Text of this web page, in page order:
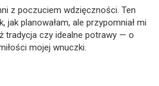
z poczuciem wdzięczności. Ten
jak planowałam, ale przypomniał mi
tradycja czy idealne potrawy — o
mojej wnuczki.